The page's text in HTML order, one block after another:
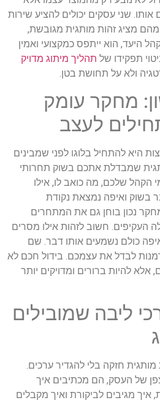
אותו שני עסקים יכולים להציע שירות
מהם מציג זהות מותגית מגובשת,
היעד, הוא ייתפס כמקצועי ואמין
תפקידו של תהליך מיתוג מדויק
ולא על תחושת בטן
: מחקר עומק
לעצב
היא להתחיל בלוגו לפני שמבינים
שמבדלת אתכם בשוק תחרותי
הקהל שלכם, מה כואב לו, אילו
בשוק ואיפה נמצאת נקודת
נכון בוחן גם את המתחרים
העקיפים. חשוב לזהות אילו מסרים
כולם נשמעים אותו דבר. שם
לבדל את עצמכם. בידול חכם לא
, אלא להיות ברורים ומדויקים יותר
ליבה שמובילים
מותגית חזקה בלי להגדיר ערכים.
של העסק, הם מכתיבים איך
, איך מגיבים לביקורת ואיך מקבלים